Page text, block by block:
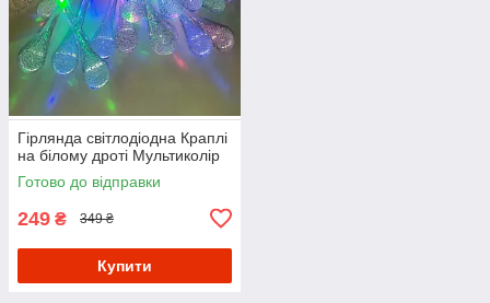
Гірлянда світлодіодна Краплі
на білому дроті Мультиколір
Готово до відправки
249 ₴ 349 ₴
Купити